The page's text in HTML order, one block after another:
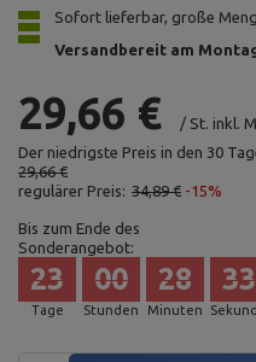
Sofort lieferbar, große
Versandbereit am
29,66 € / St. inkl.
Der niedrigste Preis in den 30
29,66 €
regulärer Preis: 34,89 € -15%
Bis zum Ende des
Sonderangebot:
Tage
23
Stunden
00
Minuten
28 31